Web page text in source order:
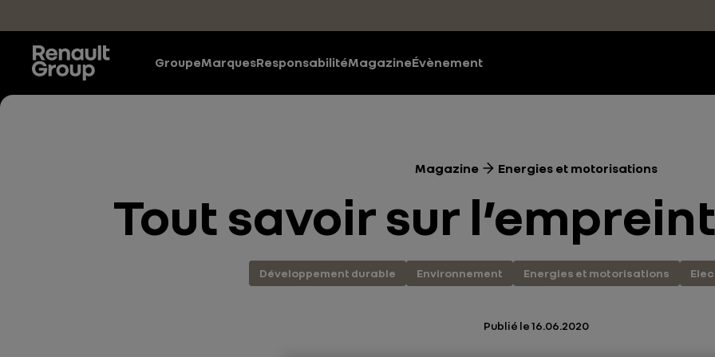
GroupeMarquesResponsabilitéMagazineÉvènement
Magazine Energies et motorisations
Tout savoir sur
Développement durable Environnement Energies et motorisations
Publié le16.06.2020